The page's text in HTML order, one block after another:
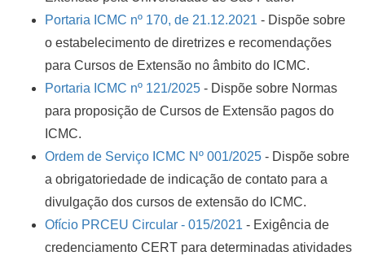
Portaria ICMC nº 170, de 21.12.2021 - Dispõe sobre
o estabelecimento de diretrizes e recomendações
para Cursos de Extensão no âmbito do ICMC.
Portaria ICMC nº 121/2025 - Dispõe sobre Normas
para proposição de Cursos de Extensão pagos do
ICMC.
Ordem de Serviço ICMC Nº 001/2025 - Dispõe sobre
a obrigatoriedade de indicação de contato para a
divulgação dos cursos de extensão do ICMC.
Ofício PRCEU Circular - 015/2021 - Exigência de
credenciamento CERT para determinadas atividades